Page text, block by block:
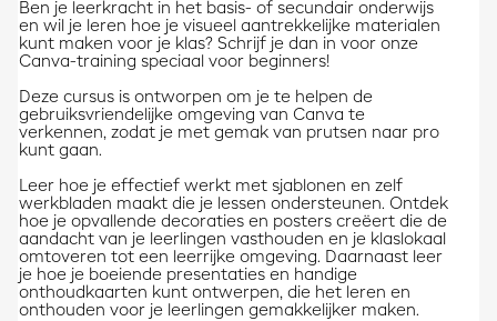
​​Ben je leerkracht in het basis- of secundair onderwijs
en wil je leren hoe je visueel aantrekkelijke materialen
kunt maken voor je klas? Schrijf je dan in voor onze
Canva-training speciaal voor beginners!
Deze cursus is ontworpen om je te helpen de
gebruiksvriendelijke omgeving van Canva te
verkennen, zodat je met gemak van prutsen naar pro
kunt gaan.
Leer hoe je effectief werkt met sjablonen en zelf
werkbladen maakt die je lessen ondersteunen. Ontdek
hoe je opvallende decoraties en posters creëert die de
aandacht van je leerlingen vasthouden en je klaslokaal
omtoveren tot een leerrijke omgeving. Daarnaast leer
je hoe je boeiende presentaties en handige
onthoudkaarten kunt ontwerpen, die het leren en
onthouden voor je leerlingen gemakkelijker maken.